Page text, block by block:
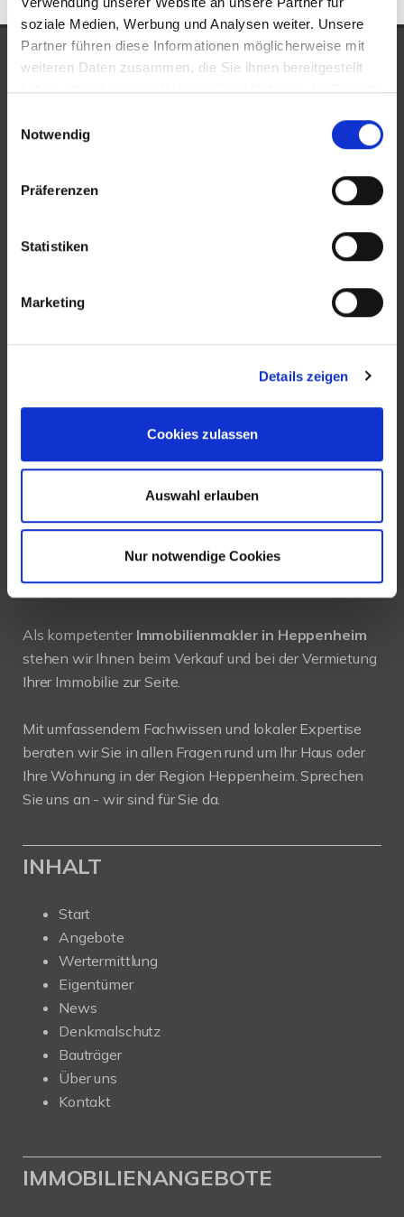
soziale Medien, Werbung und Analysen weiter. Unsere
Partner führen diese Informationen möglicherweise mit
weiteren Daten zusammen, die Sie ihnen bereitgestellt
haben oder die sie im Rahmen Ihrer Nutzung der Dienste
Notwendig
Präferenzen
Statistiken
Marketing
Details zeigen
Cookies zulassen
Auswahl erlauben
Nur notwendige Cookies
UNSERE AUSZEICHNUNGEN
KONTAKT
New Place Immobilien
+49 6252-305 89 41
info@new-place-immobilien.com
Web:www.new-place-immobilien.com
PROFIL
Als kompetenter Immobilienmakler in Heppenheim
stehen wir Ihnen beim Verkauf und bei der Vermietung
Ihrer Immobilie zur Seite.
Mit umfassendem Fachwissen und lokaler Expertise
beraten wir Sie in allen Fragen rund um Ihr Haus oder
Ihre Wohnung in der Region Heppenheim. Sprechen
Sie uns an - wir sind für Sie da.
INHALT
Start
Angebote
Wertermittlung
Eigentümer
News
Denkmalschutz
Bauträger
Über uns
Kontakt
IMMOBILIENANGEBOTE